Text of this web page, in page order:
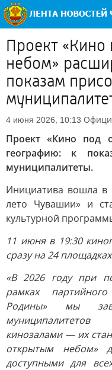
Проект
небом»
показам
4 июня 2026, 10:13
Проект «Кино под
географию: к
муниципалитеты.
Инициатива вошла в
лето Чувашии» и
культурной
11 июня в 19:30
сразу на 24
«В 2026 году при
рамках
Родины» мы
кинозалами — их
открытым небом»
доступными для